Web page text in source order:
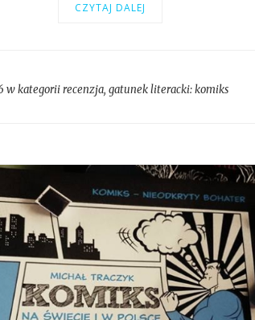
CZYTAJ DALEJ
w kategoriirecenzja, gatunek literacki:komiks